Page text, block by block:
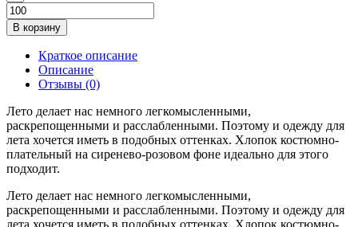
В корзину
Краткое описание
Описание
Отзывы (0)
Лето делает нас немного легкомысленными,
раскрепощенными и расслабленными. Поэтому и одежду для
лета хочется иметь в подобных оттенках. Хлопок костюмно-
плательный на сиренево-розовом фоне идеально для этого
подходит.
Лето делает нас немного легкомысленными,
раскрепощенными и расслабленными. Поэтому и одежду для
лета хочется иметь в подобных оттенках. Хлопок костюмно-